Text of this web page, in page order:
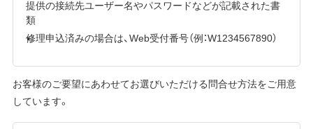
提供の接続先ユーザー名やパスワードなどが記載された書
類
修理申込済みの場合は、Web受付番号（例：W1234567890）
お客様のご要望にあわせてお選びいただける問合せ方法をご用意
しています。